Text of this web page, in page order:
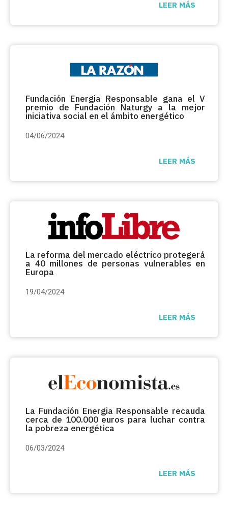
LEER MÁS
Fundación Energia Responsable gana el V
premio de Fundación Naturgy a la mejor
iniciativa social en el ámbito energético
04/06/2024
LEER MÁS
La reforma del mercado eléctrico protegerá
a 40 millones de personas vulnerables en
Europa
19/04/2024
LEER MÁS
La Fundación Energia Responsable recauda
cerca de 100.000 euros para luchar contra
la pobreza energética
06/03/2024
LEER MÁS